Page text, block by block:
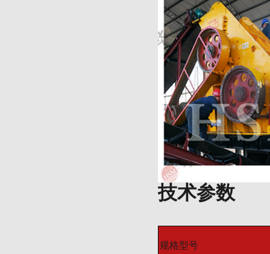
技术参数
规格型号